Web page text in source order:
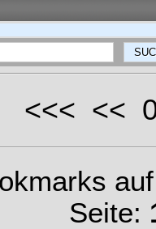
<<< <<
Seite: